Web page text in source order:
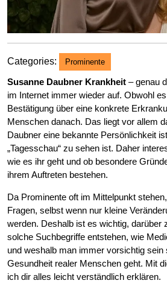
Categories: Prominente
Susanne Daubner Krankheit – genau
im Internet immer wieder auf. Obwohl
Bestätigung über eine konkrete
Menschen danach. Das liegt vor allem
Daubner eine bekannte Persönlichkeit
„Tagesschau“ zu sehen ist. Daher
wie es ihr geht und ob besondere
ihrem Auftreten bestehen.
Da Prominente oft im Mittelpunkt
Fragen, selbst wenn nur kleine
werden. Deshalb ist es wichtig, darüber
solche Suchbegriffe entstehen, wie
und weshalb man immer vorsichtig sein
Gesundheit realer Menschen geht. Mit
ich dir alles leicht verständlich erklären.